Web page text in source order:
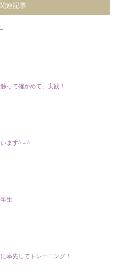
関連記事
って確かめて、実践！
ます^ – ^
生
率先してトレーニング！